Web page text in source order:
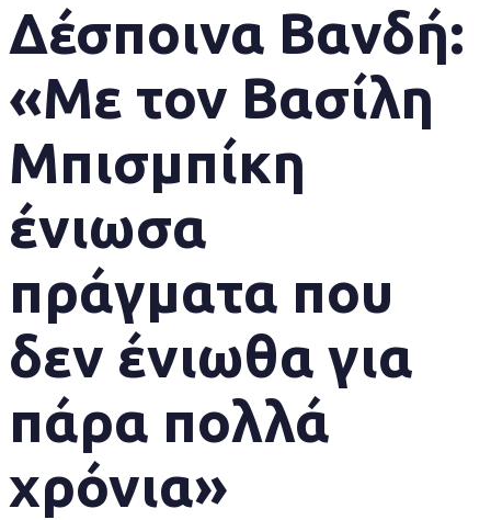
Δέσποινα Βανδή:
«Με τον Βασίλη
Μπισμπίκη
ένιωσα
πράγματα που
δεν ένιωθα για
πάρα πολλά
χρόνια»